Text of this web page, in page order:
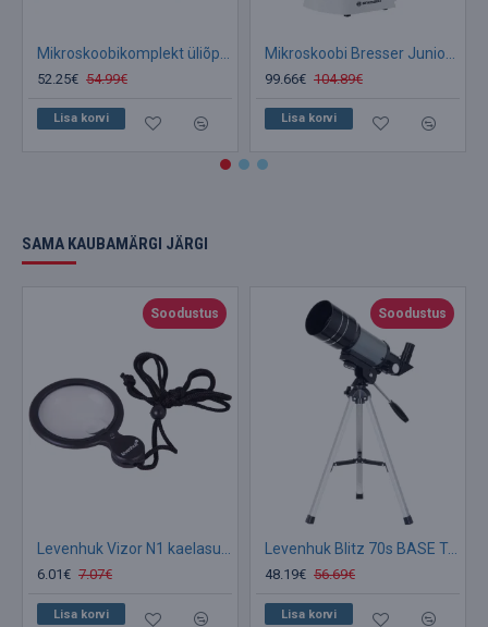
52.25€ 54.99€
Lisa korvi
99.66€ 104.89€
Lisa korvi
SAMA KAUBAMÄRGI JÄRGI
Soodustus
6.01€ 7.07€
Lisa korvi
Soodustus
Levenhuk Blitz 70s BASE Telescope
48.19€ 56.69€
Lisa korvi